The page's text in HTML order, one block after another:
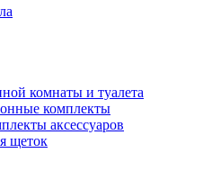
комнаты и туалета
комплекты
аксессуаров
щеток